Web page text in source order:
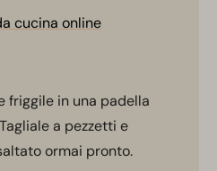
cucina online
friggile in una padella
a pezzetti e
ormai pronto.